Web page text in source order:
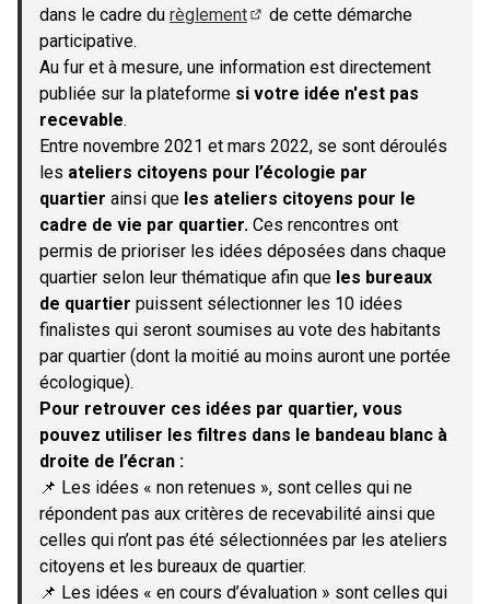
dans le cadre du règlement
de cette démarche
participative.
Au fur et à mesure, une information est directement
publiée sur la plateforme si votre idée n'est pas
recevable.
Entre novembre 2021 et mars 2022, se sont déroulés
les ateliers citoyens pour l’écologie par
quartier ainsi que les ateliers citoyens pour le
cadre de vie par quartier. Ces rencontres ont
permis de prioriser les idées déposées dans chaque
quartier selon leur thématique afin que les bureaux
de quartier puissent sélectionner les 10 idées
finalistes qui seront soumises au vote des habitants
par quartier (dont la moitié au moins auront une portée
écologique).
Pour retrouver ces idées par quartier, vous
pouvez utiliser les filtres dans le bandeau blanc à
droite de l’écran :
📌 Les idées « non retenues », sont celles qui ne
répondent pas aux critères de recevabilité ainsi que
celles qui n’ont pas été sélectionnées par les ateliers
citoyens et les bureaux de quartier.
📌 Les idées « en cours d’évaluation » sont celles qui